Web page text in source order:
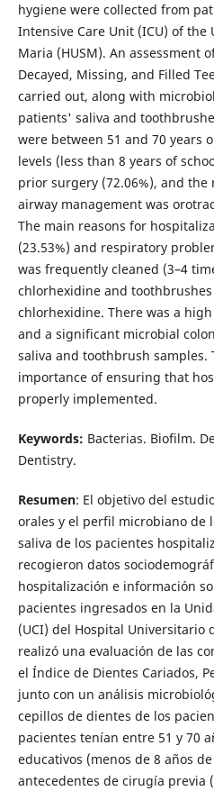
hygiene were collected from
Intensive Care Unit (ICU) of the
Maria (HUSM). An assessment
Decayed, Missing, and Filled
carried out, along with
patients' saliva and
were between 51 and 70 years
levels (less than 8 years of
prior surgery (72.06%), and
airway management was
The main reasons for
(23.53%) and respiratory
was frequently cleaned (3–4
chlorhexidine and
chlorhexidine. There was a
and a significant microbial
saliva and toothbrush
importance of ensuring that
properly implemented.
Keywords: Bacterias. Biofilm.
Dentistry.
Resumen: El objetivo del
orales y el perfil microbiano de
saliva de los pacientes
recogieron datos
hospitalización e información
pacientes ingresados en la
(UCI) del Hospital Universitario
realizó una evaluación de las
el Índice de Dientes Cariados,
junto con un análisis
cepillos de dientes de los
pacientes tenían entre 51 y 70
educativos (menos de 8 años
antecedentes de cirugía previa